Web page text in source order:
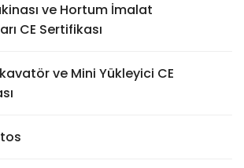
ve Hortum İmalat
CE Sertifikası
ve Mini Yükleyici CE